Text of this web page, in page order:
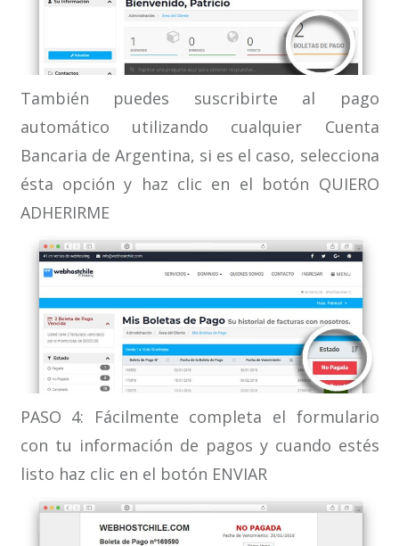
También puedes suscribirte al pago
automático utilizando cualquier Cuenta
Bancaria de Argentina, si es el caso, selecciona
ésta opción y haz clic en el botón QUIERO
ADHERIRME
PASO 4: Fácilmente completa el formulario
con tu información de pagos y cuando estés
listo haz clic en el botón ENVIAR